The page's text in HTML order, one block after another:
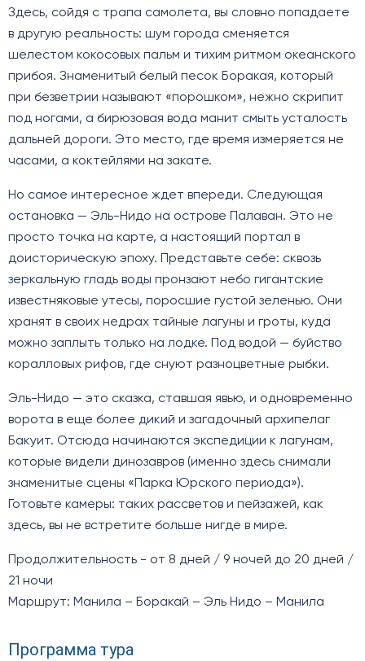
Здесь, сойдя с трапа самолета, вы словно попадаете
в другую реальность: шум города сменяется
шелестом кокосовых пальм и тихим ритмом океанского
прибоя. Знаменитый белый песок Боракая, который
при безветрии называют «порошком», нежно скрипит
под ногами, а бирюзовая вода манит смыть усталость
дальней дороги. Это место, где время измеряется не
часами, а коктейлями на закате.
Но самое интересное ждет впереди. Следующая
остановка — Эль-Нидо на острове Палаван. Это не
просто точка на карте, а настоящий портал в
доисторическую эпоху. Представьте себе: сквозь
зеркальную гладь воды пронзают небо гигантские
известняковые утесы, поросшие густой зеленью. Они
хранят в своих недрах тайные лагуны и гроты, куда
можно заплыть только на лодке. Под водой — буйство
коралловых рифов, где снуют разноцветные рыбки.
Эль-Нидо — это сказка, ставшая явью, и одновременно
ворота в еще более дикий и загадочный архипелаг
Бакуит. Отсюда начинаются экспедиции к лагунам,
которые видели динозавров (именно здесь снимали
знаменитые сцены «Парка Юрского периода»).
Готовьте камеры: таких рассветов и пейзажей, как
здесь, вы не встретите больше нигде в мире.
Продолжительность - от 8 дней / 9 ночей до 20 дней /
21 ночи
Маршрут: Манила – Боракай – Эль Нидо – Манила
Программа тура